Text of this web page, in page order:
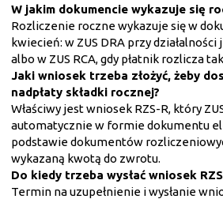
W jakim dokumencie wykazuje się
Rozliczenie roczne wykazuje się w
kwiecień: w ZUS DRA przy
albo w ZUS RCA, gdy płatnik rozlicza
Jaki wniosek trzeba złożyć, żeby
nadpłaty składki rocznej?
Właściwy jest wniosek RZS-R, który
automatycznie w formie dokumentu
podstawie dokumentów
wykazaną kwotą do zwrotu.
Do kiedy trzeba wysłać wniosek
Termin na uzupełnienie i wysłanie